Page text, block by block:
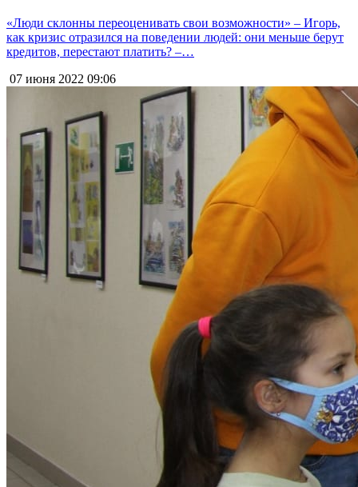
«Люди склонны переоценивать свои возможности» – Игорь,
как кризис отразился на поведении людей: они меньше берут
кредитов, перестают платить? –…
07 июня 2022 09:06